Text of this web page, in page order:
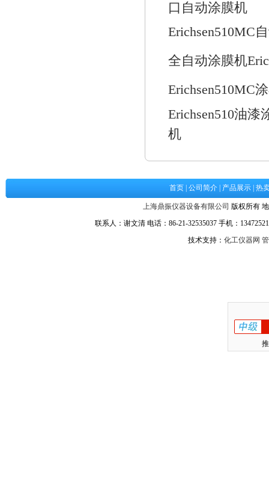
口自动涂膜机
Erichsen510MC
全自动涂膜机
Erichsen510MC
Erichsen510油漆
机
首页 公司简介 产品展示 热
上海鼎振仪器设备有限公司 版权所有
联系人：谢文清 电话：86-21-32535037 手机：
技术支持： 化工仪器网